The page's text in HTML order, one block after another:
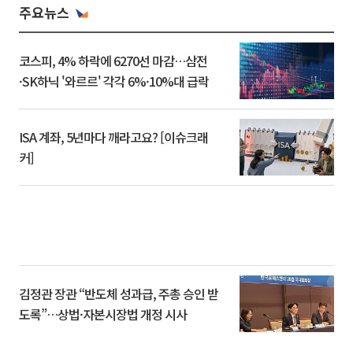
주요뉴스
코스피, 4% 하락에 6270선 마감…삼전
·SK하닉 '와르르' 각각 6%·10%대 급락
ISA 계좌, 5년마다 깨라고요? [이슈크래
커]
김정관 장관 “반도체 성과급, 주총 승인 받
도록”…상법·자본시장법 개정 시사